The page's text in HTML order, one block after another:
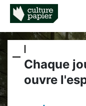
Chaque
ouvre